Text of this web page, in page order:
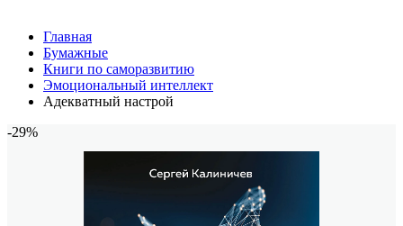
Главная
Бумажные
Книги по саморазвитию
Эмоциональный интеллект
Адекватный настрой
-29%